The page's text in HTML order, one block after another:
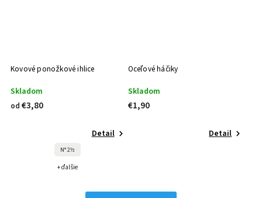
Kovové ponožkové ihlice
Skladom
od €3,80
Detail
N° 2½
+ ďalšie
Oceľové háčiky
Skladom
€1,90
Detail